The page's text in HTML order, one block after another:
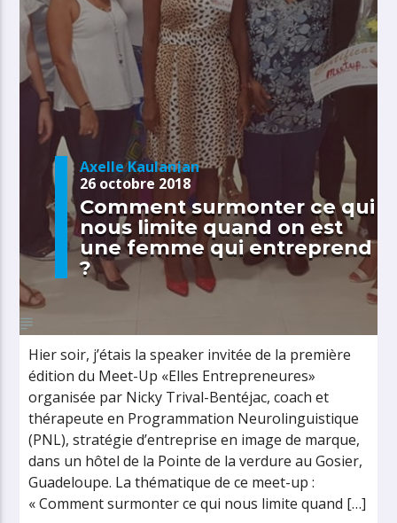
Axelle Kaulanjan
26 octobre 2018
Comment surmonter ce qui
nous limite quand on est
une femme qui entreprend
?
Hier soir, j’étais la speaker invitée de la première
édition du Meet-Up «Elles Entrepreneures»
organisée par Nicky Trival-Bentéjac, coach et
thérapeute en Programmation Neurolinguistique
(PNL), stratégie d’entreprise en image de marque,
dans un hôtel de la Pointe de la verdure au Gosier,
Guadeloupe. La thématique de ce meet-up :
« Comment surmonter ce qui nous limite quand […]